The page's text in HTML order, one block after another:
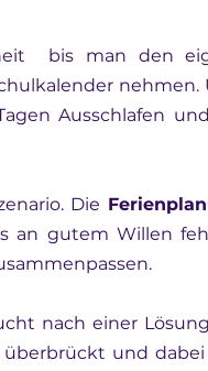
bis man den
nehmen.
Ausschlafen
Die
an gutem Willen
nach einer
überbrückt und